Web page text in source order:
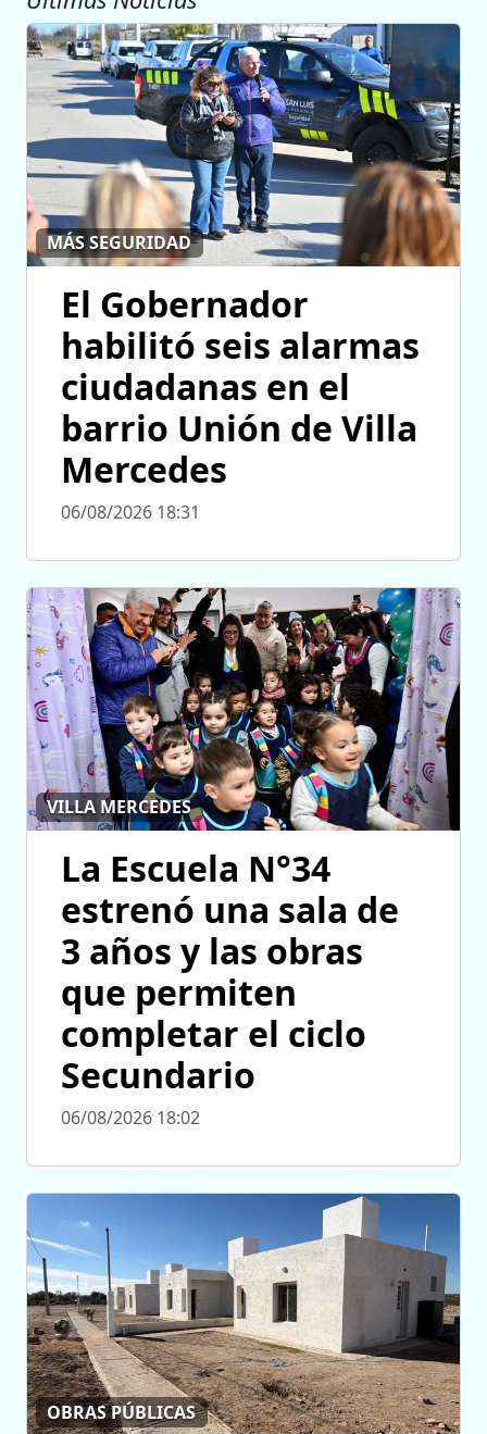
MÁS SEGURIDAD
El Gobernador
habilitó seis alarmas
ciudadanas en el
barrio Unión de Villa
Mercedes
06/08/2026 18:31
VILLA MERCEDES
La Escuela N°34
estrenó una sala de
3 años y las obras
que permiten
completar el ciclo
Secundario
06/08/2026 18:02
OBRAS PÚBLICAS